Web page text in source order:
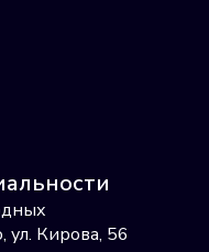
ул. Кирова, 56